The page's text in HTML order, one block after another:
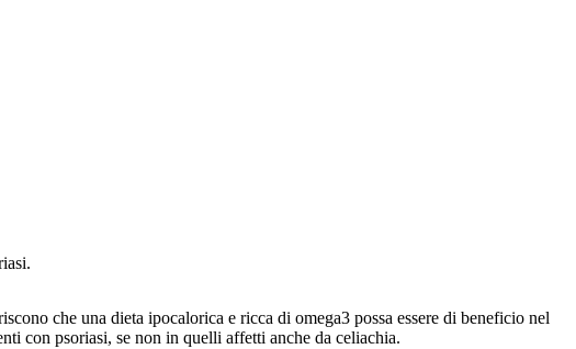
che una dieta ipocalorica e ricca di omega3 possa essere di beneficio nel
con psoriasi, se non in quelli affetti anche da celiachia.